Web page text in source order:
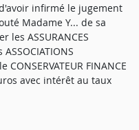
d'avoir infirmé le jugement
Madame Y... de sa
ASSURANCES
ASSOCIATIONS
CONSERVATEUR FINANCE
avec intérêt au taux